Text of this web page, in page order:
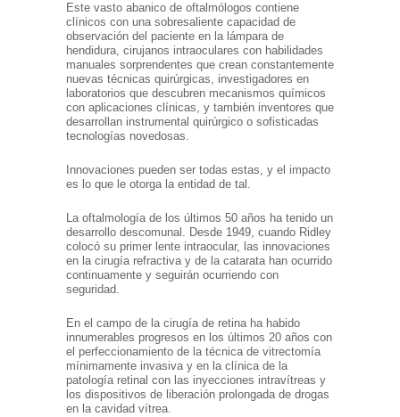
Este vasto abanico de oftalmólogos contiene
clínicos con una sobresaliente capacidad de
observación del paciente en la lámpara de
hendidura, cirujanos intraoculares con habilidades
manuales sorprendentes que crean constantemente
nuevas técnicas quirúrgicas, investigadores en
laboratorios que descubren mecanismos químicos
con aplicaciones clínicas, y también inventores que
desarrollan instrumental quirúrgico o sofisticadas
tecnologías novedosas.
Innovaciones pueden ser todas estas, y el impacto
es lo que le otorga la entidad de tal.
La oftalmología de los últimos 50 años ha tenido un
desarrollo descomunal. Desde 1949, cuando Ridley
colocó su primer lente intraocular, las innovaciones
en la cirugía refractiva y de la catarata han ocurrido
continuamente y seguirán ocurriendo con
seguridad.
En el campo de la cirugía de retina ha habido
innumerables progresos en los últimos 20 años con
el perfeccionamiento de la técnica de vitrectomía
mínimamente invasiva y en la clínica de la
patología retinal con las inyecciones intravítreas y
los dispositivos de liberación prolongada de drogas
en la cavidad vítrea.